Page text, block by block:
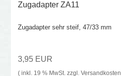
Zugadapter ZA11
Zugadapter sehr steif, 47/33 mm
3,95 EUR
( inkl. 19 % MwSt. zzgl. Versandkosten